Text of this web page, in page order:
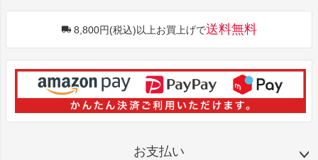
8,800円(税込)以上お買上げで送料無料
お支払い